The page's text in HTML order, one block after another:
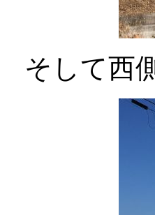
そして西